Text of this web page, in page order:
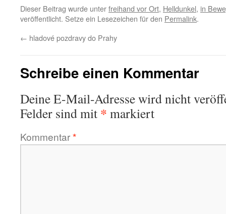
Dieser Beitrag wurde unterfreihand vor Ort, Helldunkel, in
veröffentlicht. Setze ein Lesezeichen für den Permalink.
← hladové pozdravy do Prahy
Schreibe einen Kommentar
Deine E-Mail-Adresse wird nicht
Felder sind mit * markiert
Kommentar*